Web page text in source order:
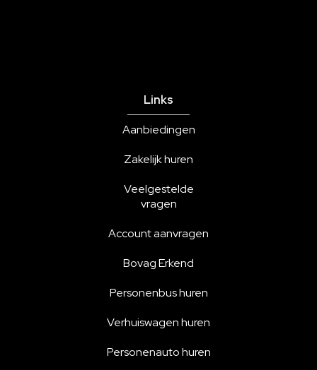
Links
Aanbiedingen
Zakelijk huren
Veelgestelde
vragen
Account aanvragen
Bovag Erkend
Personenbus huren
Verhuiswagen huren
Personenauto huren